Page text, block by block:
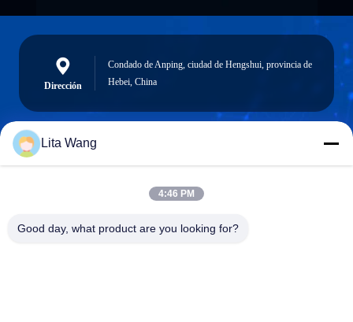
Dirección
Condado de Anping, ciudad de Hengshui, provincia de
Hebei, China
lita@screenmeshnet.com
Lita Wang
4:46 PM
Good day, what product are you looking for?